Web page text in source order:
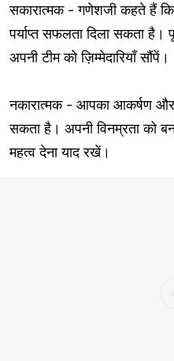
सकारात्मक - गणेशजी कहते हैं
पर्याप्त सफलता दिला सकता
अपनी टीम को ज़िम्मेदारियाँ सौंपें।
नकारात्मक - आपका आकर्षण
सकता है। अपनी विनम्रता को
महत्व देना याद रखें।